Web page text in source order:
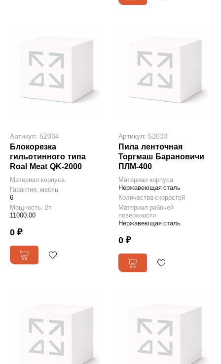
Артикул: 52034
Блокорезка
гильотинного типа
Roal Meat QK-2000
Материал корпуса
Гарантия, месяц
6
Мощность, Вт
11000.00
0 ₽
Артикул: 52033
Пила ленточная
Торгмаш Барановичи
ПЛМ-400
Материал корпуса
Нержавеющая сталь
Количество скоростей
Материал рабочей
поверхности
Нержавеющая сталь
0 ₽